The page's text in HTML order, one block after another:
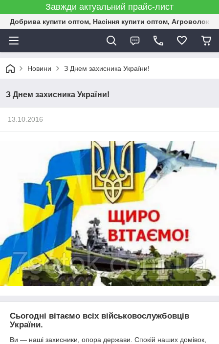
Завжди актуальний прайс-лист
Добрива купити оптом, Насіння купити оптом,
Новини З Днем захисника України!
З Днем захисника України!
13.10.2016
Сьогодні вітаємо всіх військовослужбовців
України.
Ви — наші захисники, опора держави. Спокій наших домівок,